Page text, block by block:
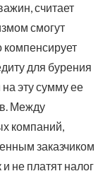
считает
смогут
компенсирует
для бурения
эту сумму ее
Между
компаний,
заказчиком
не платят налог